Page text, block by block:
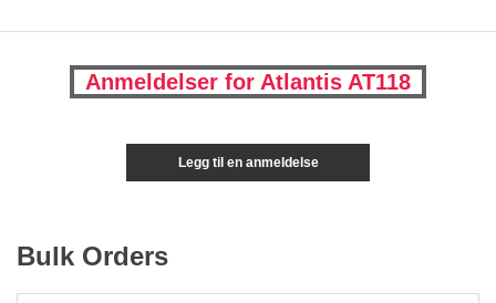
Anmeldelser for Atlantis AT118
Legg til en anmeldelse
Bulk Orders